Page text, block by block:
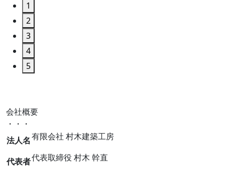
1
2
3
4
5
会社概要
・・・
法人名有限会社 村木建築工房
代表者代表取締役 村木 幹直